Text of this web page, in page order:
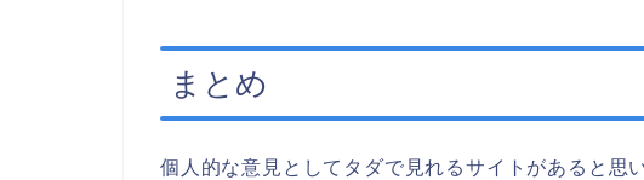
まとめ
個人的な意見としてタダで見れるサイトがあると思